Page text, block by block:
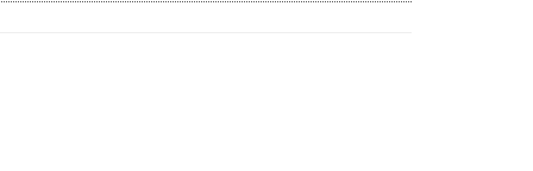
งานเร่งแก้ไข